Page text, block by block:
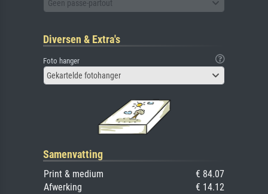
Geen passe-partout
Diversen & Extra's
Foto hanger
Gekartelde fotohanger
Samenvatting
Print & medium
€ 84.07
Afwerking
€ 14.12